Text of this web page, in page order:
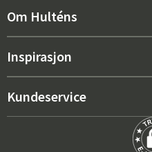
Nytt hos oss
Innredning
Om Hulténs
Om Hulténs
Salgsavdeling
Inspirasjon
Bestselger
Kundeservice